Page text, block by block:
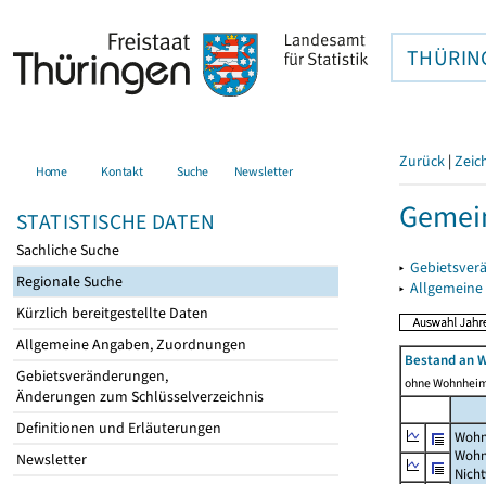
Home Kontakt Suche Newsletter
STATISTISCHE DATEN
Sachliche Suche
Regionale Suche
Kürzlich bereitgestellte Daten
Allgemeine Angaben, Zuordnungen
Gebietsveränderungen,
Änderungen zum Schlüsselverzeichnis
Definitionen und Erläuterungen
Newsletter
Zurück |
▸
▸
Bestand an
ohne